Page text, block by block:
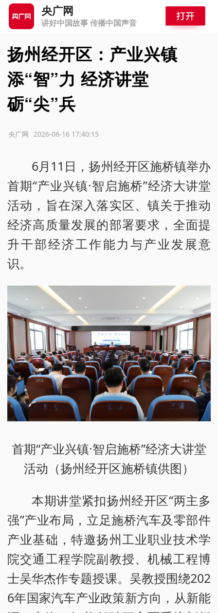
央广网
讲好中国故事 传播中国声音
扬州经开区：产业兴镇
添“智”力 经济讲堂
砺“尖”兵
2026-06-16 17:40:15
央广网
6月11日，扬州经开区施桥镇举办
首期“产业兴镇·智启施桥”经济大讲堂
活动，旨在深入落实区、镇关于推动
经济高质量发展的部署要求，全面提
升干部经济工作能力与产业发展意
识。
首期“产业兴镇·智启施桥”经济大讲堂
活动（扬州经开区施桥镇供图）
本期讲堂紧扣扬州经开区“两主多
强”产业布局，立足施桥汽车及零部件
产业基础，特邀扬州工业职业技术学
院交通工程学院副教授、机械工程博
士吴华杰作专题授课。吴教授围绕202
6年国家汽车产业政策新方向，从新能